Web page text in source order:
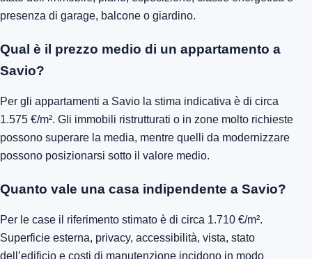
presenza di garage, balcone o giardino.
Qual è il prezzo medio di un appartamento a
Savio?
Per gli appartamenti a Savio la stima indicativa è di circa
1.575 €/m². Gli immobili ristrutturati o in zone molto richieste
possono superare la media, mentre quelli da modernizzare
possono posizionarsi sotto il valore medio.
Quanto vale una casa indipendente a Savio?
Per le case il riferimento stimato è di circa 1.710 €/m².
Superficie esterna, privacy, accessibilità, vista, stato
dell’edificio e costi di manutenzione incidono in modo